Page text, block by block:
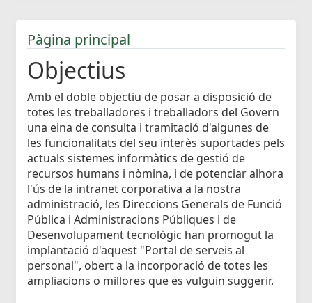
Pàgina principal
Objectius
Amb el doble objectiu de posar a disposició de
totes les treballadores i treballadors del Govern
una eina de consulta i tramitació d'algunes de
les funcionalitats del seu interès suportades pels
actuals sistemes informàtics de gestió de
recursos humans i nòmina, i de potenciar alhora
l'ús de la intranet corporativa a la nostra
administració, les Direccions Generals de Funció
Pública i Administracions Públiques i de
Desenvolupament tecnològic han promogut la
implantació d'aquest "Portal de serveis al
personal", obert a la incorporació de totes les
ampliacions o millores que es vulguin suggerir.